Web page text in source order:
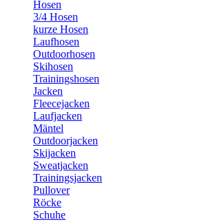
Hosen
3/4 Hosen
kurze Hosen
Laufhosen
Outdoorhosen
Skihosen
Trainingshosen
Jacken
Fleecejacken
Laufjacken
Mäntel
Outdoorjacken
Skijacken
Sweatjacken
Trainingsjacken
Pullover
Röcke
Schuhe